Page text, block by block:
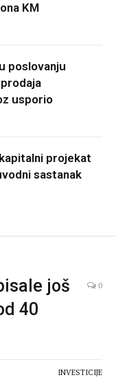
KM
poslovanju
usporio
projekat
sastanak
još
40
0
INVESTICIJE